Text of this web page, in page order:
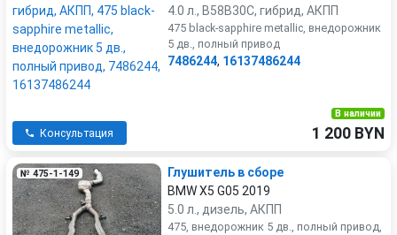
4.0 л., B58B30C, гибрид, АКПП
475 black-sapphire metallic, внедорожник
5 дв., полный привод
7486244, 16137486244
Консультация
В наличии
1 200 BYN
№ 475-1-149
Глушитель в сборе
BMW X5 G05 2019
5.0 л., дизель, АКПП
475, внедорожник 5 дв., полный привод,